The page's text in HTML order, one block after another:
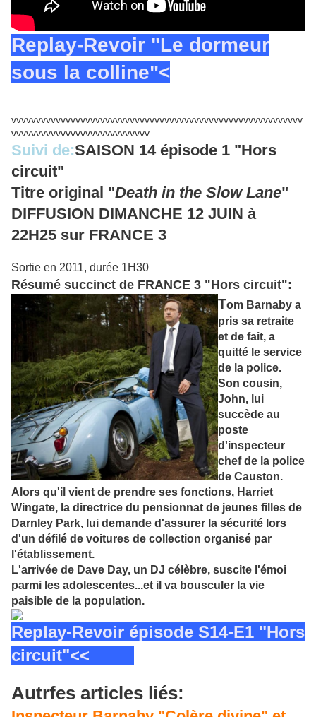
Replay-Revoir "Le dormeur
sous la colline"<
vvvvvvvvvvvvvvvvvvvvvvvvvvvvvvvvvvvvvvvvvvvvvvvvvvvvvvvvvvv
vvvvvvvvvvvvvvvvvvvvvvvvvvvv
Suivi de:SAISON 14 épisode 1 "Hors
circuit"
Titre original "Death in the Slow Lane"
DIFFUSION DIMANCHE 12 JUIN à
22H25 sur FRANCE 3
Sortie en 2011, durée 1H30
Résumé succinct de FRANCE 3 "Hors circuit":
Tom Barnaby a
pris sa retraite
et de fait, a
quitté le service
de la police.
Son cousin,
John, lui
succède au
poste
d'inspecteur
chef de la police
de Causton.
Alors qu'il vient de prendre ses fonctions, Harriet
Wingate, la directrice du pensionnat de jeunes filles de
Darnley Park, lui demande d'assurer la sécurité lors
d'un défilé de voitures de collection organisé par
l'établissement.
L'arrivée de Dave Day, un DJ célèbre, suscite l'émoi
parmi les adolescentes...et il va bousculer la vie
paisible de la population.
Replay-Revoir épisode S14-E1 "Hors
circuit"<<
Autrfes articles liés: